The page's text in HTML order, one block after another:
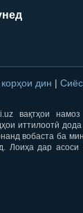
дин |
вақтҳои
иттилоотӣ
вобаста ба
Лоиҳа дар